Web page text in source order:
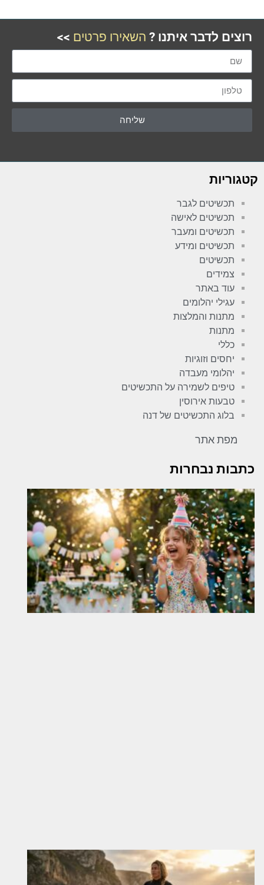
רוצים לדבר איתנו ? השאירו פרטים >>
שליחה
קטגוריות
תכשיטים לגבר
תכשיטים לאישה
תכשיטים ומעבר
תכשיטים ומידע
תכשיטים
צמידים
עוד באתר
עגילי יהלומים
מתנות והמלצות
מתנות
כללי
יחסים וזוגיות
יהלומי מעבדה
טיפים לשמירה על התכשיטים
טבעות אירוסין
בלוג התכשיטים של דנה
מפת אתר
כתבות נבחרות